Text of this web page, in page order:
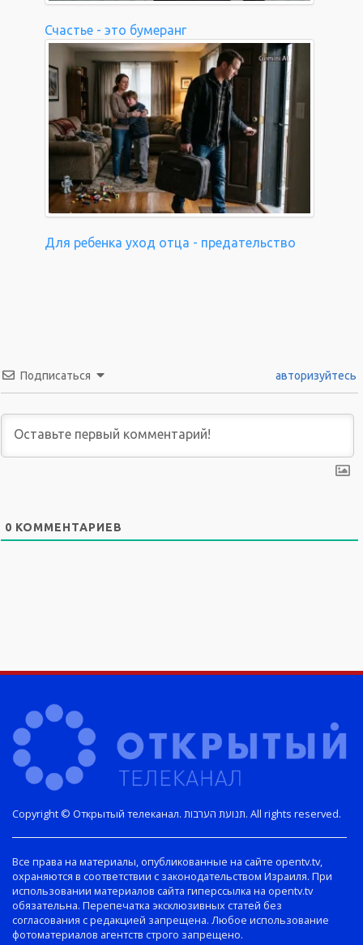
Счастье - это бумеранг
Для ребенка уход отца - предательство
Подписаться авторизуйтесь
0 КОММЕНТАРИЕВ
Copyright © Открытый телеканал. תנועת הערבות. All rights reserved.
Все права на материалы, опубликованные на сайте opentv.tv,
охраняются в соответствии с законодательством Израиля. При
использовании материалов сайта гиперссылка на opentv.tv
обязательна. Перепечатка эксклюзивных статей без
согласования с редакцией запрещена. Любое использование
фотоматериалов агентств строго запрещено.